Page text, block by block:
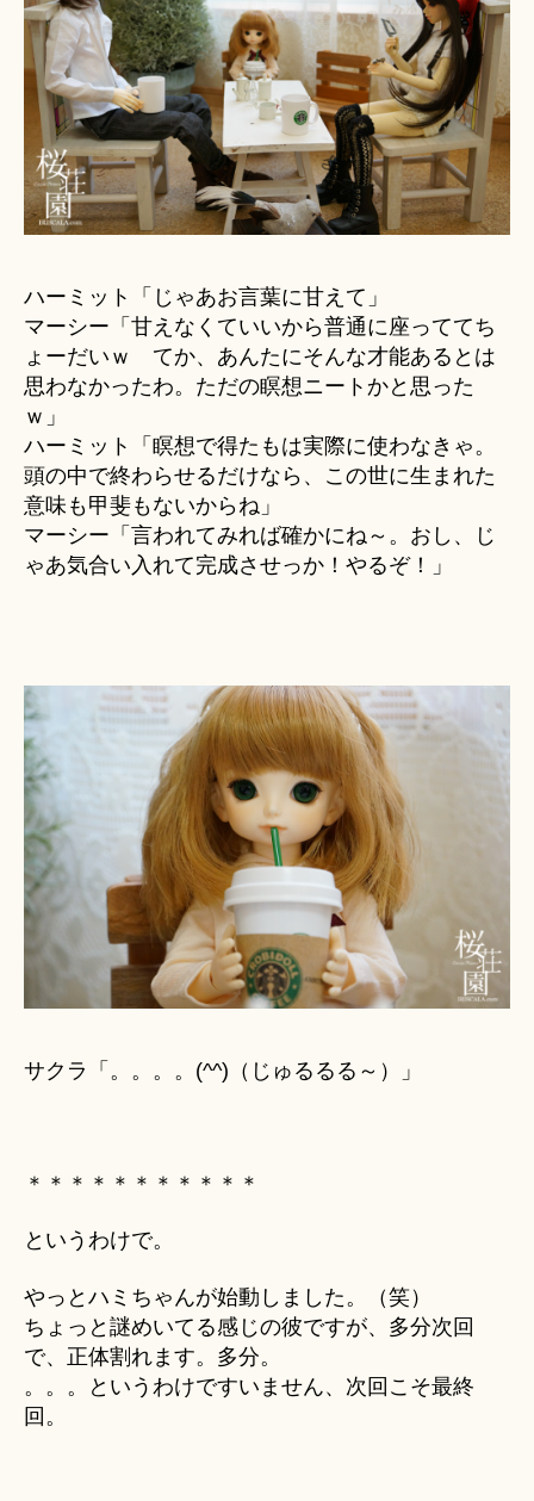
ハーミット「じゃあお言葉に甘えて」
マーシー「甘えなくていいから普通に座っててち
ょーだいｗ てか、あんたにそんな才能あるとは
思わなかったわ。ただの瞑想ニートかと思った
ｗ」
ハーミット「瞑想で得たもは実際に使わなきゃ。
頭の中で終わらせるだけなら、この世に生まれた
意味も甲斐もないからね」
マーシー「言われてみれば確かにね～。おし、じ
ゃあ気合い入れて完成させっか！やるぞ！」
サクラ「。。。。(^^)（じゅるるる～）」
＊＊＊＊＊＊＊＊＊＊＊
というわけで。
やっとハミちゃんが始動しました。（笑）
ちょっと謎めいてる感じの彼ですが、多分次回
で、正体割れます。多分。
。。。というわけですいません、次回こそ最終
回。